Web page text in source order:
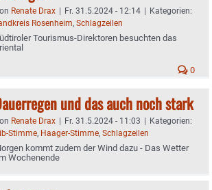
Renate Drax | Fr. 31.5.2024 - 12:14 | Kategorien:
Rosenheim, Schlagzeilen
Tourismus-Direktoren besuchten das
0
und das auch noch stark
Renate Drax | Fr. 31.5.2024 - 11:03 | Kategorien:
Stimme, Haager-Stimme, Schlagzeilen
kommt zudem der Wind dazu - Das Wetter
Wochenende